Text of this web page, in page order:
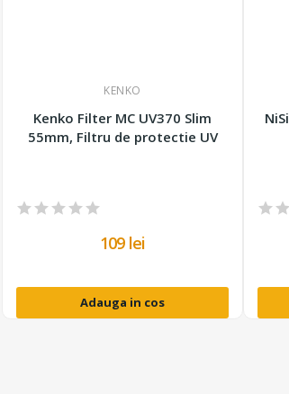
KENKO
Kenko Filter MC UV370 Slim
55mm, Filtru de protectie UV
109 lei
Adauga in cos